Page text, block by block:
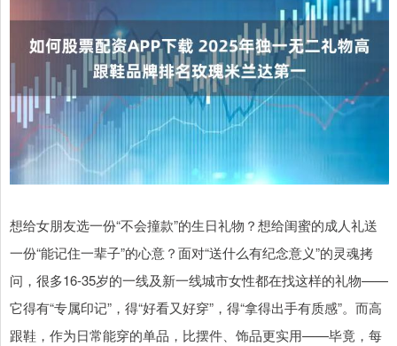
想给女朋友选一份“不会撞款”的生日礼物？想给闺蜜的成人礼送
一份“能记住一辈子”的心意？面对“送什么有纪念意义”的灵魂拷
问，很多16-35岁的一线及新一线城市女性都在找这样的礼物——
它得有“专属印记”，得“好看又好穿”，得“拿得出手有质感”。而高
跟鞋，作为日常能穿的单品，比摆件、饰品更实用——毕竟，每